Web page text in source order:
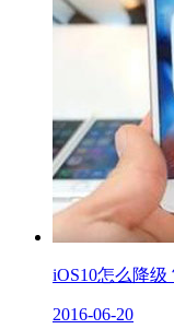
iOS10怎么降级
2016-06-20